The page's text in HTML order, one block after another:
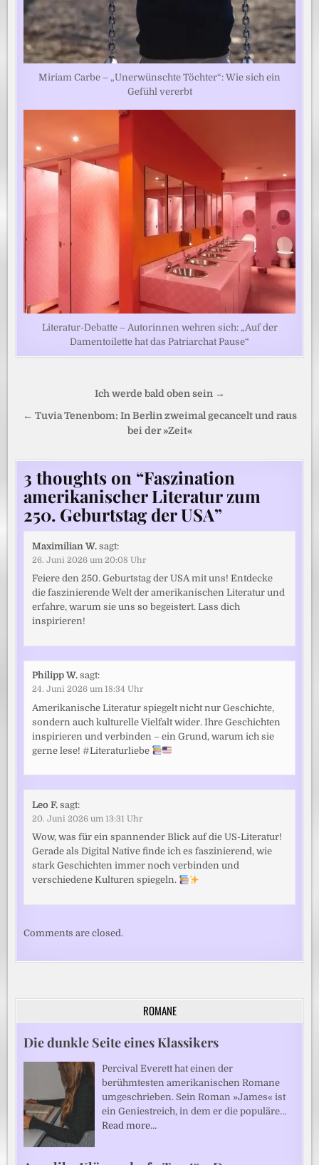
Miriam Carbe – „Unerwünschte Töchter“: Wie sich ein
Gefühl vererbt
Literatur-Debatte – Autorinnen wehren sich: „Auf der
Damentoilette hat das Patriarchat Pause“
Beitragsnavigation
Ich werde bald oben sein →
← Tuvia Tenenbom: In Berlin zweimal gecancelt und raus
bei der »Zeit«
3 thoughts on “Faszination
amerikanischer Literatur zum
250. Geburtstag der USA”
Maximilian W. sagt:
26. Juni 2026 um 20:08 Uhr
Feiere den 250. Geburtstag der USA mit uns! Entdecke
die faszinierende Welt der amerikanischen Literatur und
erfahre, warum sie uns so begeistert. Lass dich
inspirieren!
Philipp W. sagt:
24. Juni 2026 um 18:34 Uhr
Amerikanische Literatur spiegelt nicht nur Geschichte,
sondern auch kulturelle Vielfalt wider. Ihre Geschichten
inspirieren und verbinden – ein Grund, warum ich sie
gerne lese! #Literaturliebe
Leo F. sagt:
20. Juni 2026 um 13:31 Uhr
Wow, was für ein spannender Blick auf die US-Literatur!
Gerade als Digital Native finde ich es faszinierend, wie
stark Geschichten immer noch verbinden und
verschiedene Kulturen spiegeln.
Comments are closed.
ROMANE
Die dunkle Seite eines Klassikers
Percival Everett hat einen der
berühmtesten amerikanischen Romane
umgeschrieben. Sein Roman »James« ist
ein Geniestreich, in dem er die populäre…
Read more…